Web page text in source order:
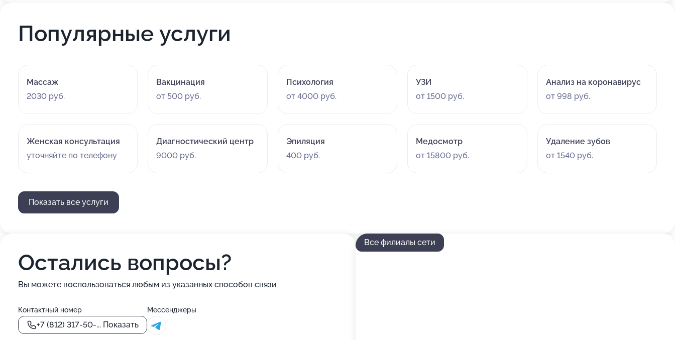
Популярные услуги
Массаж
2030 руб.
Вакцинация
от 500 руб.
Психология
от 4000 руб.
УЗИ
от 1500 руб.
Анализ на коронавирус
от 998 руб.
Женская консультация
уточняйте по телефону
Диагностический центр
9000 руб.
Эпиляция
400 руб.
Медосмотр
от 15800 руб.
Удаление зубов
от 1540 руб.
Показать все услуги
Остались вопросы?
Вы можете воспользоваться любым из указанных способов связи
Контактный номер
+7 (812) 317-50-... Показать
Мессенджеры
Все филиалы сети